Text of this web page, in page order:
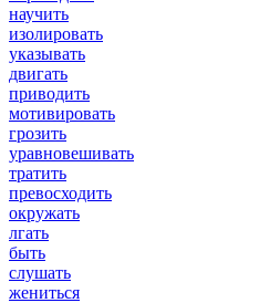
научить
изолировать
указывать
двигать
приводить
мотивировать
грозить
уравновешивать
тратить
превосходить
окружать
лгать
быть
слушать
жениться